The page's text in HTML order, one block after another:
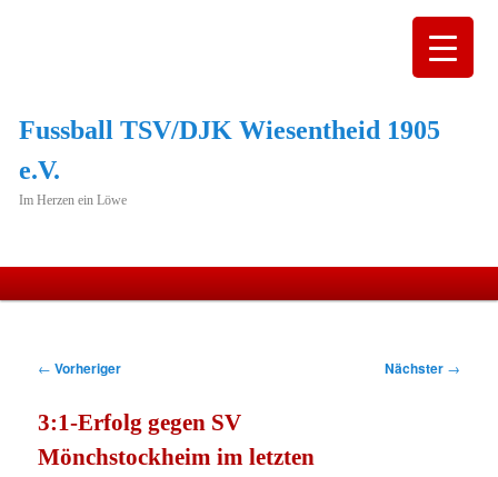
Fussball TSV/DJK Wiesentheid 1905
e.V.
Im Herzen ein Löwe
springen
Beitragsnavigation
← Vorheriger Nächster →
3:1-Erfolg gegen SV
Mönchstockheim im letzten